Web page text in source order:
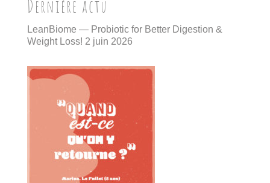
Dernière actu
LeanBiome — Probiotic for Better Digestion &
Weight Loss! 2 juin 2026